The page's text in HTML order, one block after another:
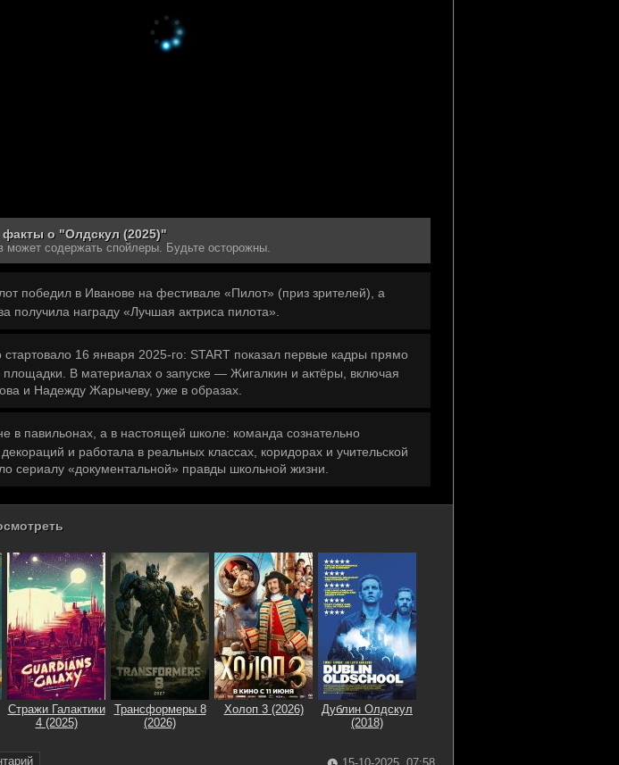
факты о "Олдскул (2025)"
может содержать спойлеры. Будьте осторожны.
победил в Иванове на фестивале «Пилот» (приз зрителей), а
получила награду «Лучшая актриса пилота».
стартовало 16 января 2025-го: START показал первые кадры прямо
В материалах о запуске — Жигалкин и актёры, включая
и Надежду Жарычеву, уже в образах.
в павильонах, а в настоящей школе: команда сознательно
декораций и работала в реальных классах, коридорах и учительской
сериалу «документальной» правды школьной жизни.
Стражи Галактики
4 (2025)
Трансформеры 8
(2026)
Холоп 3 (2026)
Дублин Олдскул
(2018)